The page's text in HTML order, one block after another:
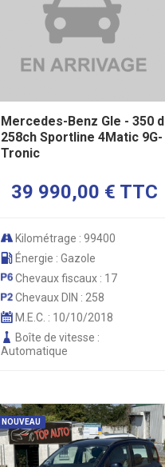
Mercedes-Benz Gle - 350 d
258ch Sportline 4Matic 9G-
Tronic
39 990,00 € TTC
Kilométrage : 99400
Énergie : Gazole
Chevaux fiscaux : 17
Chevaux DIN : 258
M.E.C. : 10/10/2018
Boîte de vitesse :
Automatique
NOUVEAU